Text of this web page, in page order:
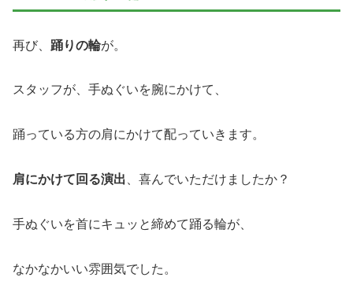
再び、 踊りの輪が。
スタッフが、手ぬぐいを腕にかけて、
踊っている方の肩にかけて配っていきます。
肩にかけて回る演出 、喜んでいただけましたか？
手ぬぐいを首にキュッと締めて踊る輪が、
なかなかいい雰囲気でした。